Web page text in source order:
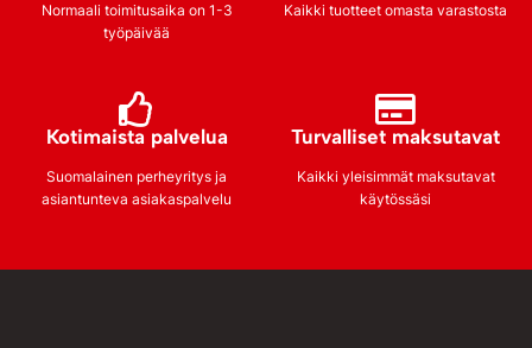
Normaali toimitusaika on 1-3
työpäivää
Kaikki tuotteet omasta varastosta
Kotimaista palvelua
Suomalainen perheyritys ja
asiantunteva asiakaspalvelu
Turvalliset maksutavat
Kaikki yleisimmät maksutavat
käytössäsi